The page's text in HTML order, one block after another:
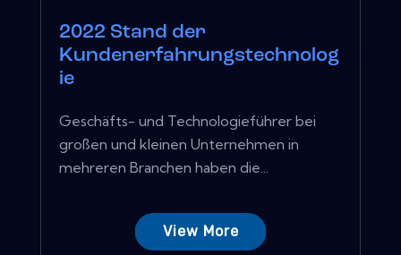
2022 Stand der
Kundenerfahrungstechnolog
ie
Geschäfts- und Technologieführer bei
großen und kleinen Unternehmen in
mehreren Branchen haben die...
View More